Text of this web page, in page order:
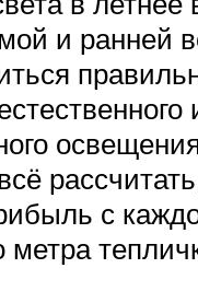
и ранней
с
метра